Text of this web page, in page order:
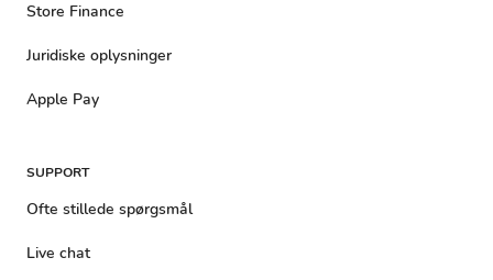
Store Finance
Juridiske oplysninger
Apple Pay
SUPPORT
Ofte stillede spørgsmål
Live chat